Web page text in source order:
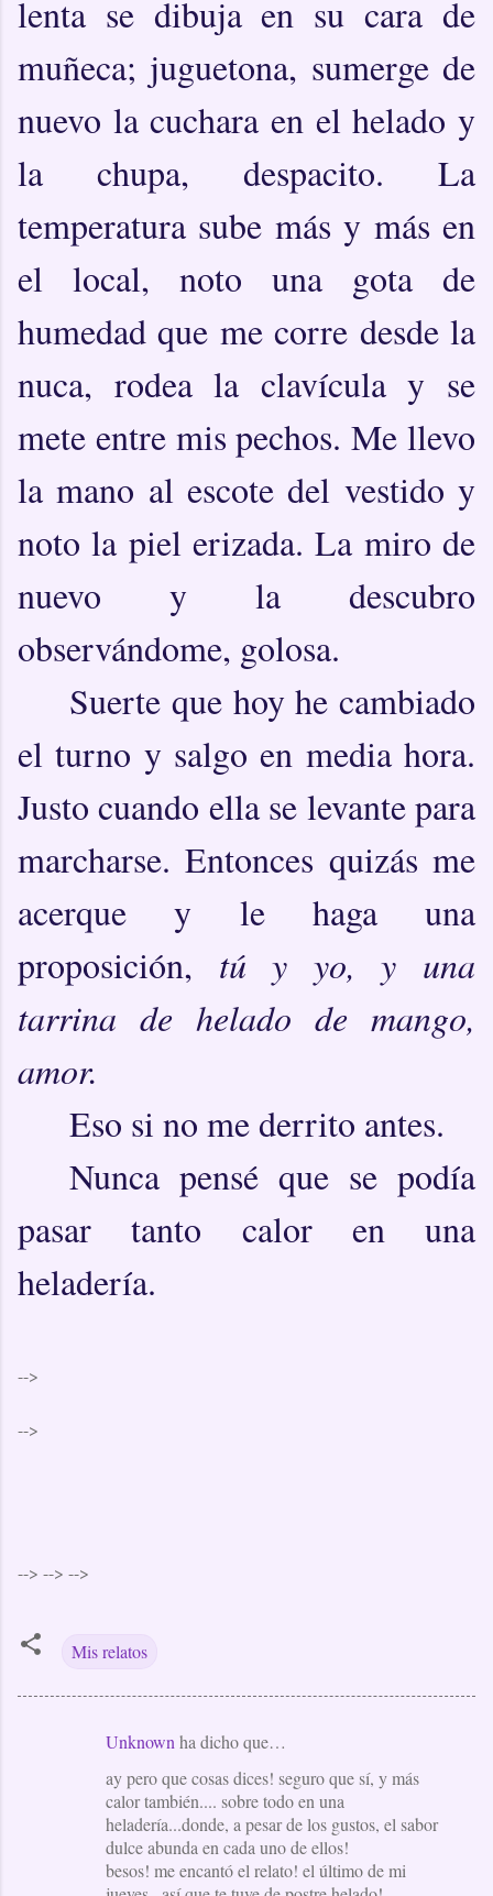
lenta se dibuja en su cara de
muñeca; juguetona, sumerge de
nuevo la cuchara en el helado y
la chupa, despacito. La
temperatura sube más y más en
el local, noto una gota de
humedad que me corre desde la
nuca, rodea la clavícula y se
mete entre mis pechos. Me llevo
la mano al escote del vestido y
noto la piel erizada. La miro de
nuevo y la descubro
observándome, golosa.
Suerte que hoy he cambiado
el turno y salgo en media hora.
Justo cuando ella se levante para
marcharse. Entonces quizás me
acerque y le haga una
proposición, tú y yo, y una
tarrina de helado de mango,
amor.
Eso si no me derrito antes.
Nunca pensé que se podía
pasar tanto calor en una
heladería.
-->
-->
--> --> -->
Mis relatos
Unknown ha dicho que…
ay pero que cosas dices! seguro que sí, y más
calor también.... sobre todo en una
heladería...donde, a pesar de los gustos, el sabor
dulce abunda en cada uno de ellos!
besos! me encantó el relato! el último de mi